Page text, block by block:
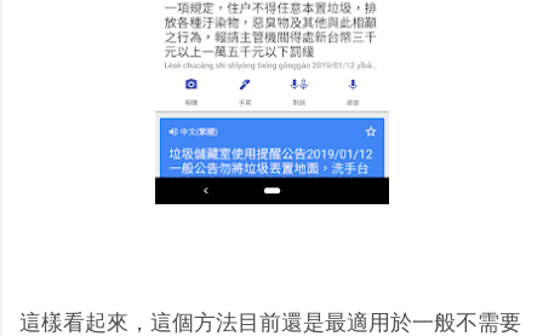
這樣看起來，這個方法目前還是最適用於一般不需要